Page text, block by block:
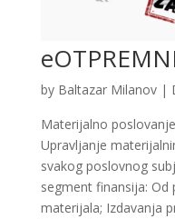
by Baltazar Milanov|
Materijalno
Upravljanje
svakog poslovnog
segment finansija:
materijala; Izdavanja